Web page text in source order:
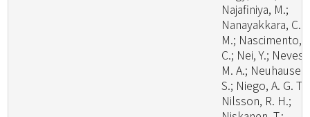
Najafiniya, M.;
Nanayakkara, C.
M.; Nascimento,
C.; Nei, Y.; Neves,
M. A.; Neuhauser,
S.; Niego, A. G. T.;
Nilsson, R. H.;